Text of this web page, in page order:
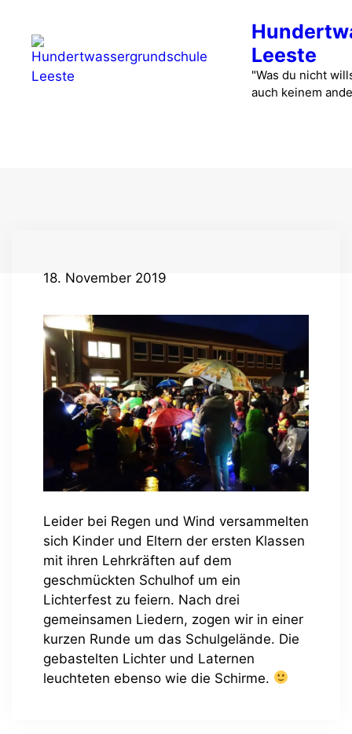
springen
Leeste
"Was du nicht
auch keinem
18. November 2019
Leider bei Regen und Wind versammelten
sich Kinder und Eltern der ersten Klassen
mit ihren Lehrkräften auf dem
geschmückten Schulhof um ein
Lichterfest zu feiern. Nach drei
gemeinsamen Liedern, zogen wir in einer
kurzen Runde um das Schulgelände. Die
gebastelten Lichter und Laternen
leuchteten ebenso wie die Schirme.